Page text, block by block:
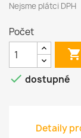
Nejsme plátci DPH
Počet

 dostupné
Detaily